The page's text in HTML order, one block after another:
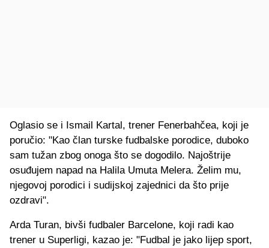
Oglasio se i Ismail Kartal, trener Fenerbahčea, koji je
poručio: "Kao član turske fudbalske porodice, duboko
sam tužan zbog onoga što se dogodilo. Najoštrije
osuđujem napad na Halila Umuta Melera. Želim mu,
njegovoj porodici i sudijskoj zajednici da što prije
ozdravi".
Arda Turan, bivši fudbaler Barcelone, koji radi kao
trener u Superligi, kazao je: "Fudbal je jako lijep sport,